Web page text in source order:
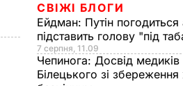
СВІЖІ БЛОГИ
Ейдман: Путін
підставить голову "під
7 серпня, 11.09
Чепинога: Досвід
Білецького зі збереження